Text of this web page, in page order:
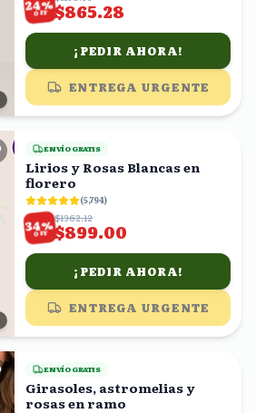
24%
OFF $865.28
¡PEDIR AHORA!
ENTREGA URGENTE
ENVÍO GRATIS
Lirios y Rosas Blancas en
florero
(5,794)
34%
OFF
$1362.12
$899.00
¡PEDIR AHORA!
ENTREGA URGENTE
ENVÍO GRATIS
Girasoles, astromelias y
rosas en ramo